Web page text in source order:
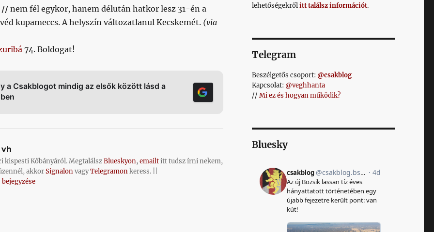
//nem fél egykor, hanem délután hatkor lesz 31-én a
kupameccs. A helyszín változatlanul Kecskemét. (via
74. Boldogat!
a Csakblogot mindig az elsők között lásd a
kispesti Kőbányáról. MegtalálszBlueskyon,emailtitt tudsz írni nekem,
akkorSignalonvagyTelegramonkeress. ||
lehetőségekrőlitt találsz információt.
Telegram
Beszélgetős csoport: @csakblog
Kapcsolat: @veghhanta
// Mi ez és hogyan működik?
Bluesky